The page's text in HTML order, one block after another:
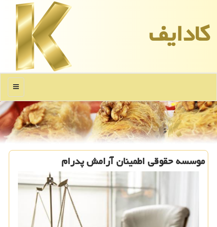
كادایف
منو
موسسه حقوقی اطمینان آرامش پدرام